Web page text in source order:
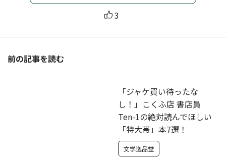
3
前の記事を読む
「ジャケ買い待ったな
し！」こくふ店 書店員
Ten-1の絶対読んでほしい
「特大帯」本7選！
文学逸品堂